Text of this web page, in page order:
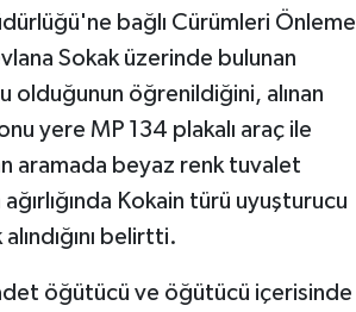
bağlı Cürümleri Önleme
Sokak üzerinde bulunan
olduğunun öğrenildiğini, alınan
yere MP 134 plakalı araç ile
aramada beyaz renk tuvalet
Kokain türü uyuşturucu
belirtti.
adet öğütücü ve öğütücü içerisinde